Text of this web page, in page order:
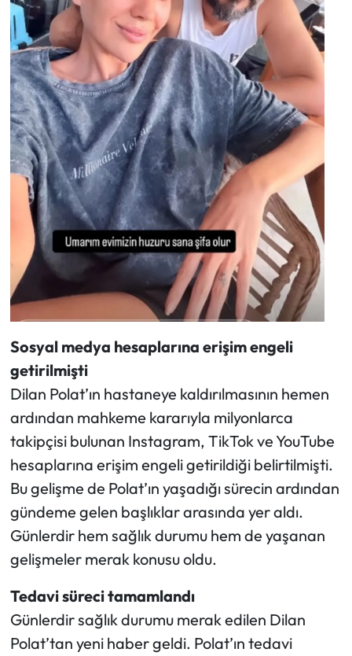
Sosyal medya hesaplarına erişim engeli
getirilmişti
Dilan Polat’ın hastaneye kaldırılmasının hemen
ardından mahkeme kararıyla milyonlarca
takipçisi bulunan Instagram, TikTok ve YouTube
hesaplarına erişim engeli getirildiği belirtilmişti.
Bu gelişme de Polat’ın yaşadığı sürecin ardından
gündeme gelen başlıklar arasında yer aldı.
Günlerdir hem sağlık durumu hem de yaşanan
gelişmeler merak konusu oldu.
Tedavi süreci tamamlandı
Günlerdir sağlık durumu merak edilen Dilan
Polat’tan yeni haber geldi. Polat’ın tedavi